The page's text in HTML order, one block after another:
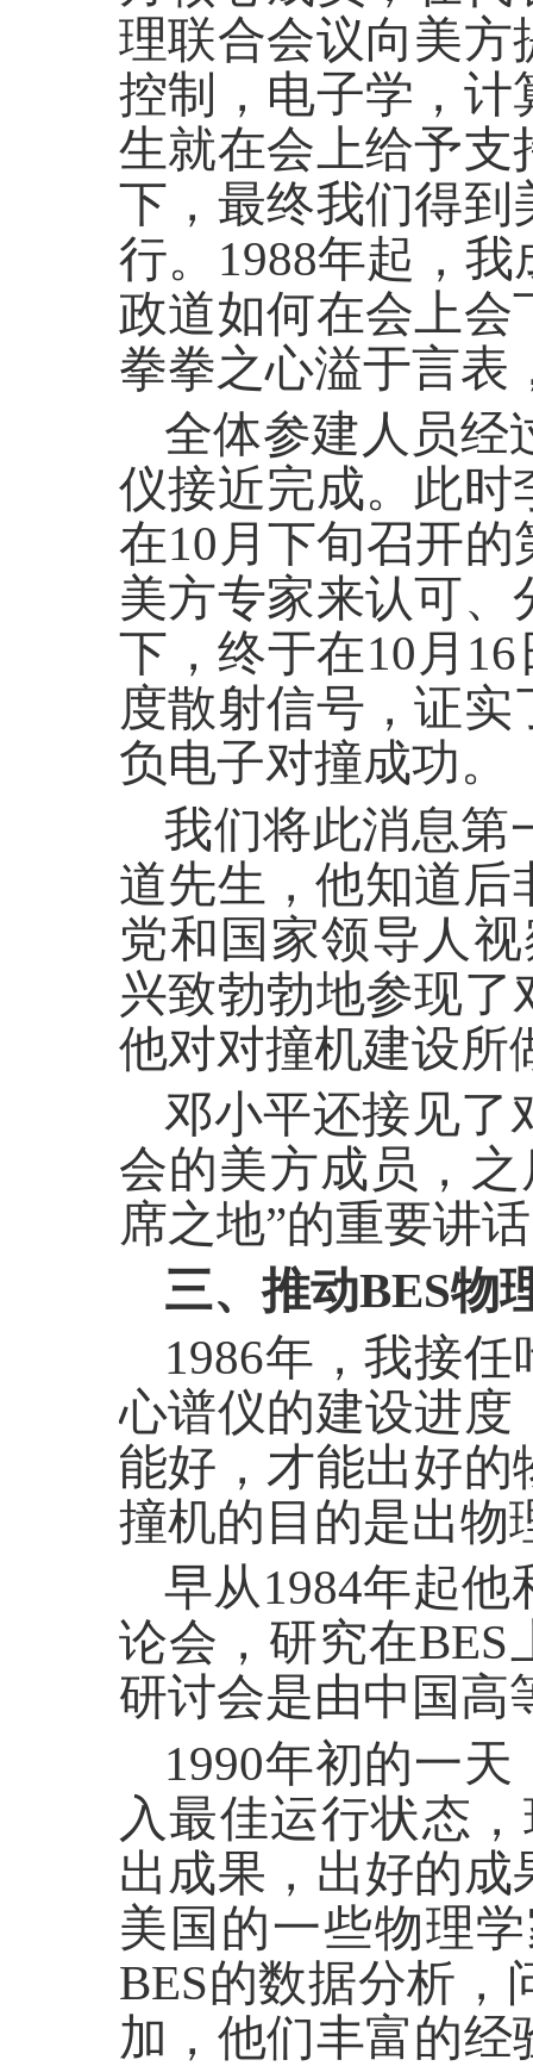
理联合会议向美方
控制，电子学，计
生就在会上给予支
下，最终我们得到
行。1988年起，
政道如何在会上
拳拳之心溢于言表
全体参建人员经
仪接近完成。此时
在10月下旬召开
美方专家来认可
下，终于在10月
度散射信号，证
负电子对撞成功。
我们将此消息第
道先生，他知道后
党和国家领导人
兴致勃勃地参现
他对对撞机建设所
邓小平还接见了
会的美方成员，
席之地”的重要讲
三、推动BES物
1986年，我接
心谱仪的建设进度
能好，才能出好
撞机的目的是出物
早从1984年起
论会，研究在
研讨会是由中国高
1990年初的一
入最佳运行状态
出成果，出好的
美国的一些物理
BES的数据分析
加，他们丰富的